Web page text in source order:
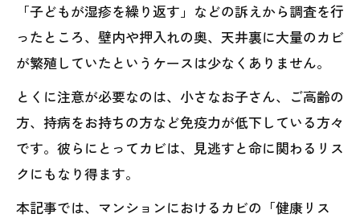
「子どもが湿疹を繰り返す」などの訴えから調査を行
ったところ、壁内や押入れの奥、天井裏に大量のカビ
が繁殖していたというケースは少なくありません。
とくに注意が必要なのは、小さなお子さん、ご高齢の
方、持病をお持ちの方など免疫力が低下している方々
です。彼らにとってカビは、見逃すと命に関わるリス
クにもなり得ます。
本記事では、マンションにおけるカビの「健康リス